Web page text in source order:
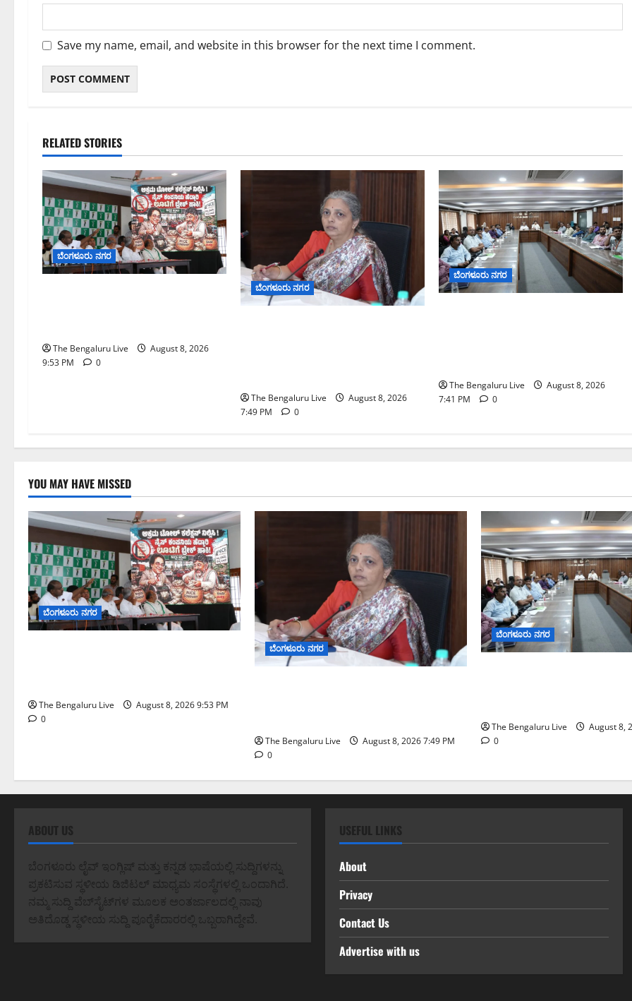
Save my name, email, and website in this browser for the next time I comment.
RELATED STORIES
ಬೆಂಗಳೂರು ನಗರ
The Bengaluru Live
August 8, 2026
9:53 PM
0
ಬೆಂಗಳೂರು ನಗರ
The Bengaluru Live
August 8, 2026
7:49 PM
0
ಬೆಂಗಳೂರು ನಗರ
The Bengaluru Live
August 8, 2026
7:41 PM
0
YOU MAY HAVE MISSED
ಬೆಂಗಳೂರು ನಗರ
The Bengaluru Live
August 8, 2026 9:53 PM
0
ಬೆಂಗಳೂರು ನಗರ
The Bengaluru Live
August 8, 2026 7:49 PM
0
ಬೆಂಗಳೂರು ನಗರ
The Bengaluru Live
August 8,
0
ABOUT US
ಬೆಂಗಳೂರು ಲೈವ್ ಇಂಗ್ಲಿಷ್ ಮತ್ತು ಕನ್ನಡ ಭಾಷೆಯಲ್ಲಿ ಸುದ್ದಿಗಳನ್ನು
ಪ್ರಕಟಿಸುವ ಸ್ಥಳೀಯ ಡಿಜಿಟಲ್ ಮಾಧ್ಯಮ ಸಂಸ್ಥೆಗಳಲ್ಲಿ ಒಂದಾಗಿದೆ.
ನಮ್ಮ ಸುದ್ದಿ ವೆಬ್‌ಸೈಟ್‌ಗಳ ಮೂಲಕ ಅಂತರ್ಜಾಲದಲ್ಲಿ ನಾವು
ಅತಿದೊಡ್ಡ ಸ್ಥಳೀಯ ಸುದ್ದಿ ಪೂರೈಕೆದಾರರಲ್ಲಿ ಒಬ್ಬರಾಗಿದ್ದೇವೆ.
USEFUL LINKS
About
Privacy
Contact Us
Advertise with us